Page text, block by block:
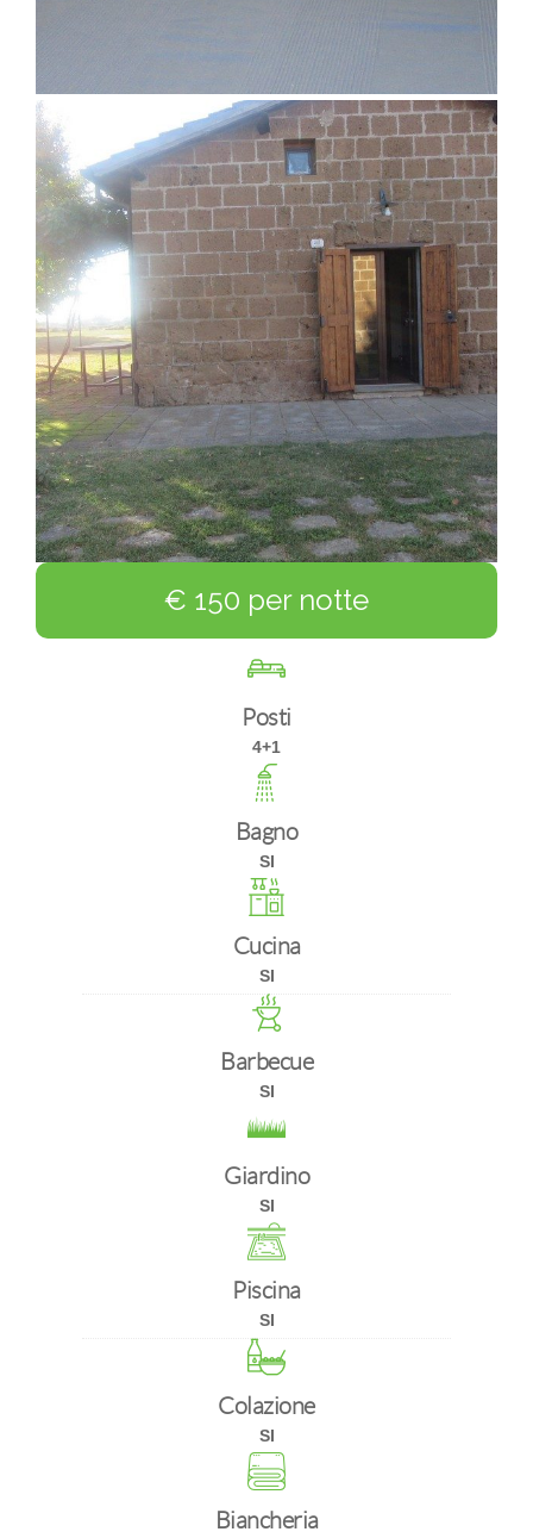
€ 150 per notte
Posti
4+1
Bagno
SI
Cucina
SI
Barbecue
SI
Giardino
SI
Piscina
SI
Colazione
SI
Biancheria